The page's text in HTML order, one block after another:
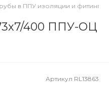
в ППУ изоляции и фитинги
400 ППУ-ОЦ
Артикул RL13863